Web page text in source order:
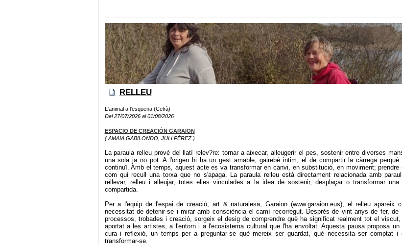
RELLEU
L'animal a l'esquena (Celrà)
Del 27/07/2026 al 01/08/2026
ESPACIO DE CREACIÓN GARAION
( AMAIA GABILONDO, JULI PÉREZ )
La paraula relleu prové del llatí relev?re: tornar a aixecar, alleugerir el pes, sostenir entre diverses
una sola ja no pot. A l'origen hi ha un gest amable, gairebé íntim, el de compartir la càrrega perquè
continuï. Amb el temps, aquest acte es va transformar en canvi, en substitució, en moviment; prendre
com qui recull una torxa que no s'apaga. La paraula relleu està directament relacionada amb
rellevar, relleu i alleujar, totes elles vinculades a la idea de sostenir, desplaçar o transformar una
compartida.
Per a l'equip de l'espai de creació, art & naturalesa, Garaion (www.garaion.eus), el relleu apareix
necessitat de detenir-se i mirar amb consciència el camí recorregut. Després de vint anys de fer, de
processos, trobades i creació, sorgeix el desig de comprendre què ha significat realment tot el viscut,
aportat a les artistes, a l'entorn i a l'ecosistema cultural que l'ha envoltat. Aquesta pausa proposa un
cura i reflexió, un temps per a preguntar-se què mereix ser guardat, què necessita ser comptat i
transformar-se.